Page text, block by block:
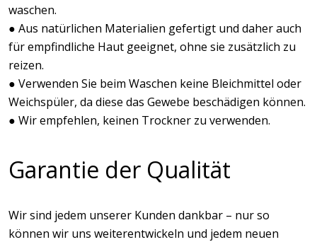
waschen.
● Aus natürlichen Materialien gefertigt und daher auch
für empfindliche Haut geeignet, ohne sie zusätzlich zu
reizen.
● Verwenden Sie beim Waschen keine Bleichmittel oder
Weichspüler, da diese das Gewebe beschädigen können.
● Wir empfehlen, keinen Trockner zu verwenden.
Garantie der Qualität
Wir sind jedem unserer Kunden dankbar – nur so
können wir uns weiterentwickeln und jedem neuen